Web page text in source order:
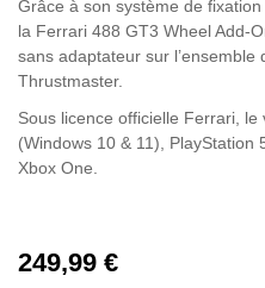
Grâce à son système de
la Ferrari 488 GT3 Wheel Add-
sans adaptateur sur
Thrustmaster.
Sous licence officielle Ferrari,
(Windows 10 & 11), PlayStation
Xbox One.
249,99 €